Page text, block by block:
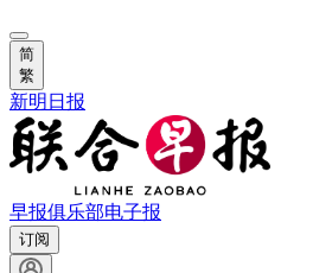
简
繁
新明日报
早报俱乐部电子报
订阅